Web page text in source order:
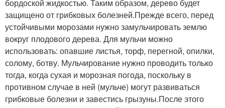
бордоской жидкостью. Таким образом, дерево будет
защищено от грибковых болезней.Прежде всего, перед
устойчивыми морозами нужно замульчировать землю
вокруг плодового дерева. Для мульчи можно
использовать: опавшие листья, торф, перегной, опилки,
солому, ботву. Мульчирование нужно проводить только
тогда, когда сухая и морозная погода, поскольку в
противном случае в ней (мульче) могут развиваться
грибковые болезни и завестись грызуны.После этого